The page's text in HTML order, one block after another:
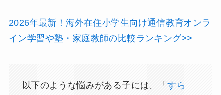
2026年最新！海外在住小学生向け通信教育オンラ
イン学習や塾・家庭教師の比較ランキング>>
以下のような悩みがある子には、「すら